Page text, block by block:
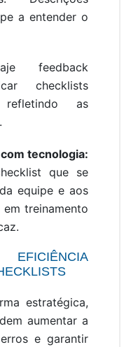
a entender o
feedback
checklists
refletindo as
tecnologia:
que se
equipe e aos
treinamento
estratégica,
aumentar a
e garantir